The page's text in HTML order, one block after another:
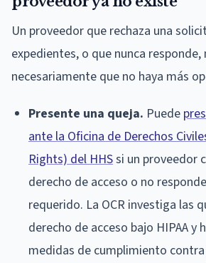
Un proveedor que rechaza una
expedientes, o que nunca
necesariamente que no haya más
Presente una queja. Puede
ante la Oficina de Derechos
Rights) del HHSsi un proveedor
derecho de acceso o no
requerido. La OCR investiga las
derecho de acceso bajo HIPAA y
medidas de cumplimiento